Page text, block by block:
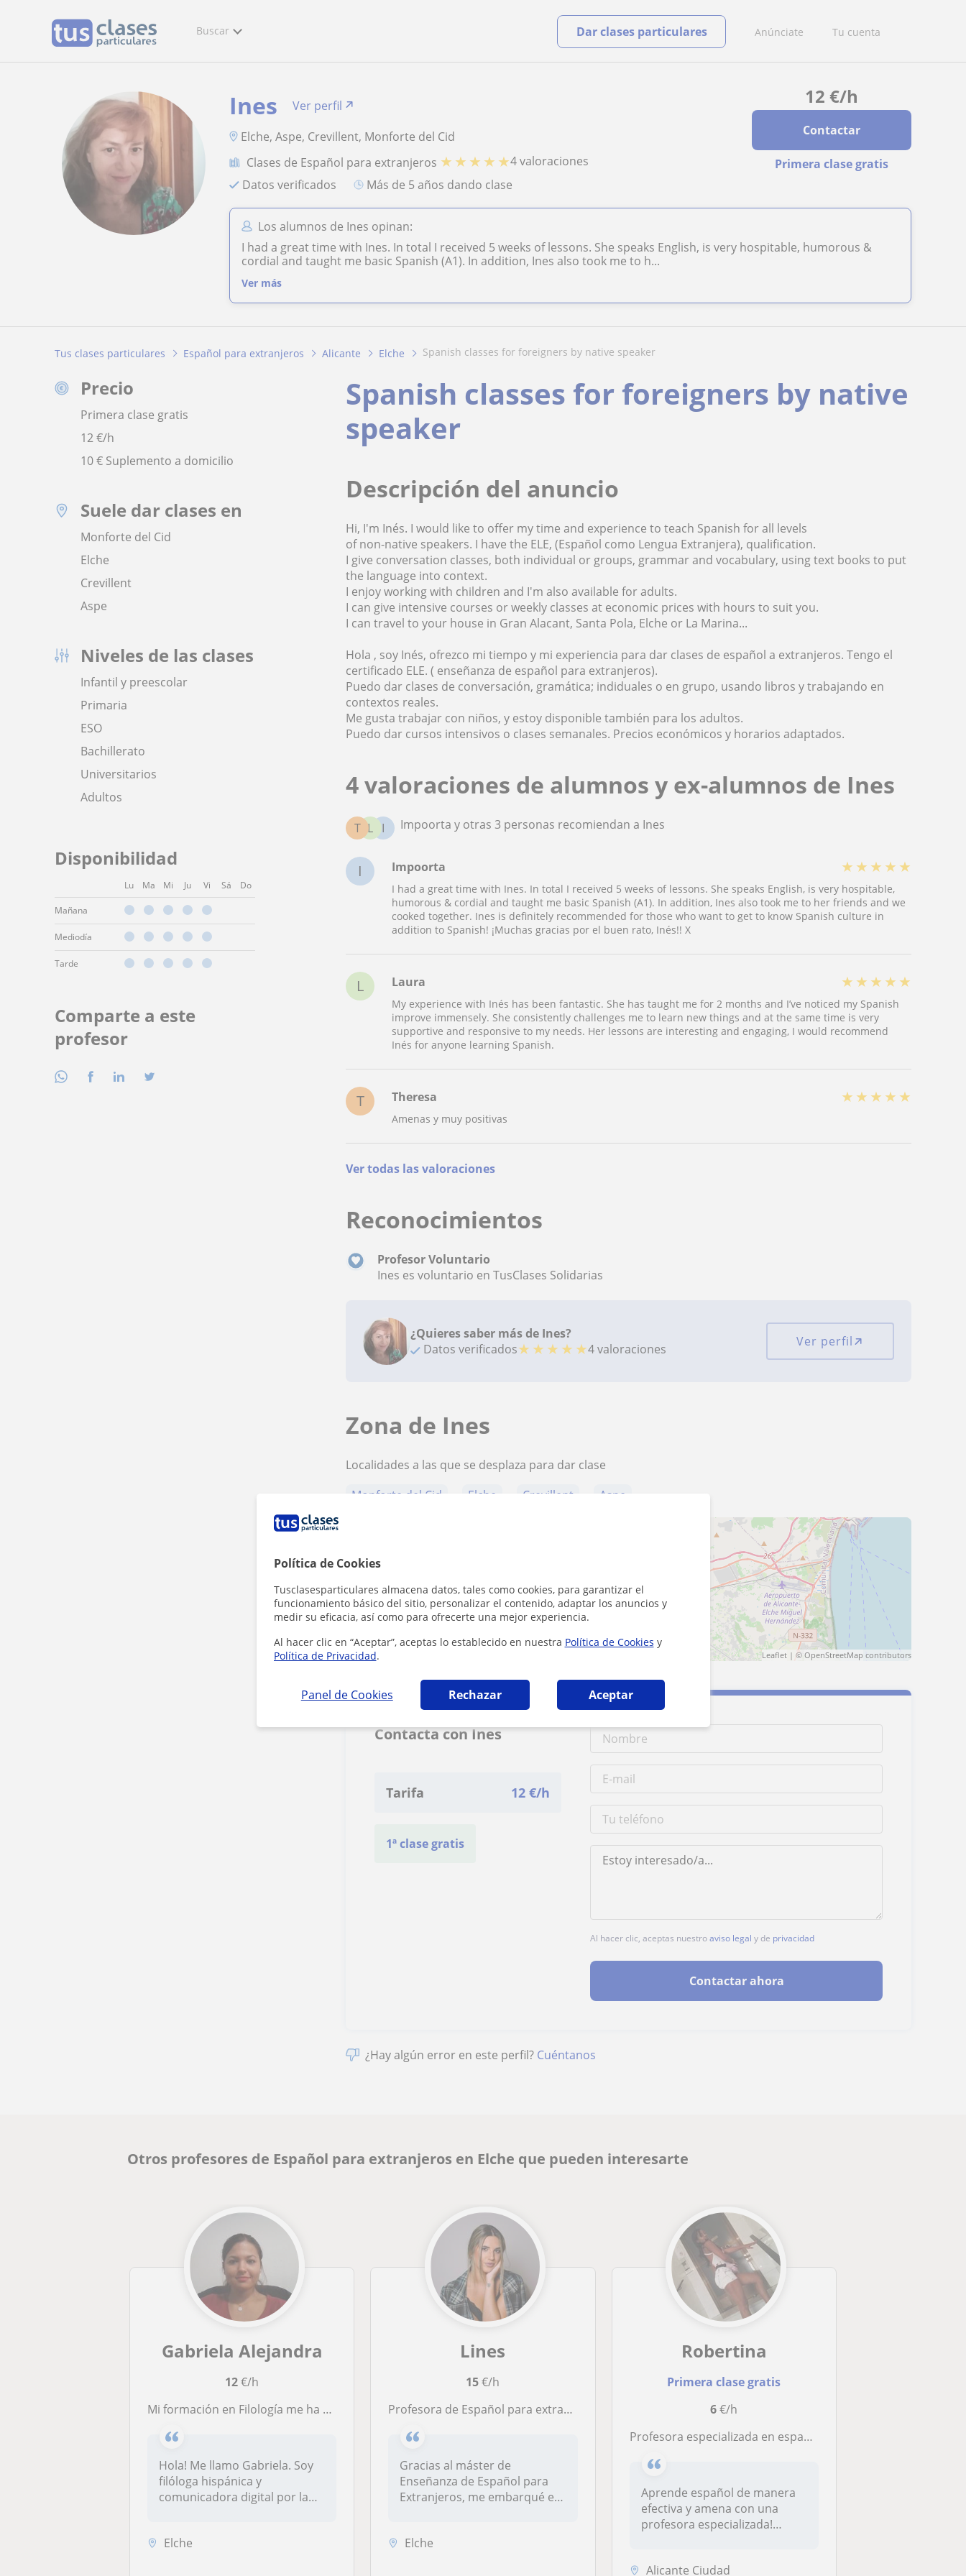
Política de Cookies
Tusclasesparticulares almacena datos, tales como cookies, para garantizar el
funcionamiento básico del sitio, personalizar el contenido, adaptar los anuncios y
medir su eficacia, así como para ofrecerte una mejor experiencia.
Al hacer clic en “Aceptar”, aceptas lo establecido en nuestra Política de Cookies y
Política de Privacidad.
Panel de Cookies Rechazar Aceptar
Buscar Anúnciate Tu cuenta
Dar clases particulares
12 €/h
Contactar
Primera clase gratis
Ines
Ver perfil
Elche, Aspe, Crevillent, Monforte del Cid
Clases de Español para extranjeros ★ ★ ★ ★ ★4 valoraciones
Datos verificados
más de 5 años dando clase
Los alumnos de Ines opinan:
I had a great time with Ines. In total I received 5 weeks of lessons. She speaks English, is very hospitable, humorous &
cordial and taught me basic Spanish (A1). In addition, Ines also took me to h...
Ver más
Tus clases particulares Español para extranjeros Alicante Elche spanish classes for foreigners by native speaker
Precio
Primera clase gratis
12€/h
10 € Suplemento a domicilio
Suele dar clases en
Monforte del Cid
Elche
Crevillent
Aspe
Niveles de las clases
Infantil y preescolar
Primaria
ESO
Bachillerato
Universitarios
Adultos
Disponibilidad
Lu Ma Mi Ju Vi Sá Do
Mañana
Mediodía
Tarde
Comparte a este
profesor
Spanish classes for foreigners by native
speaker
Descripción del anuncio
Hi, I'm Inés. I would like to offer my time and experience to teach Spanish for all levels
of non-native speakers. I have the ELE, (Español como Lengua Extranjera), qualification.
I give conversation classes, both individual or groups, grammar and vocabulary, using text books to put
the language into context.
I enjoy working with children and I'm also available for adults.
I can give intensive courses or weekly classes at economic prices with hours to suit you.
I can travel to your house in Gran Alacant, Santa Pola, Elche or La Marina...
Hola , soy Inés, ofrezco mi tiempo y mi experiencia para dar clases de español a extranjeros. Tengo el
certificado ELE. ( enseñanza de español para extranjeros).
Puedo dar clases de conversación, gramática; indiduales o en grupo, usando libros y trabajando en
contextos reales.
Me gusta trabajar con niños, y estoy disponible también para los adultos.
Puedo dar cursos intensivos o clases semanales. Precios económicos y horarios adaptados.
4 valoraciones de alumnos y ex-alumnos de Ines
I
L
T Impoorta y otras 3 personas recomiendan a Ines
I Impoorta ★ ★ ★ ★ ★
I had a great time with Ines. In total I received 5 weeks of lessons. She speaks English, is very hospitable,
humorous & cordial and taught me basic Spanish (A1). In addition, Ines also took me to her friends and we
cooked together. Ines is definitely recommended for those who want to get to know Spanish culture in
addition to Spanish! ¡Muchas gracias por el buen rato, Inés!! X
L Laura ★ ★ ★ ★ ★
My experience with Inés has been fantastic. She has taught me for 2 months and I’ve noticed my Spanish
improve immensely. She consistently challenges me to learn new things and at the same time is very
supportive and responsive to my needs. Her lessons are interesting and engaging, I would recommend
Inés for anyone learning Spanish.
T Theresa ★ ★ ★ ★ ★
Amenas y muy positivas
Ver todas las valoraciones
Reconocimientos
Profesor Voluntario
Ines es voluntario en TusClases Solidarias
¿Quieres saber más de Ines?
Datos verificados★ ★ ★ ★ ★4 valoraciones Ver perfil
Zona de Ines
Localidades a las que se desplaza para dar clase
Monforte del Cid
Elche Crevillent Aspe
5 km
3 mi
Leaflet| © OpenStreetMap contributors
Contacta con Ines
Tarifa 12 €/h
1ª clase gratis
Al hacer clic, aceptas nuestroaviso legal y de privacidad
Contactar ahora
¿Hay algún error en este perfil? Cuéntanos
Otros profesores de Español para extranjeros en Elche que pueden interesarte
Gabriela Alejandra
12€/h
Mi formación en Filología me ha permitido impartir clases de español en escuelas de idiomas y certificación de exámenes oficiales.
Hola! Me llamo Gabriela. Soy
filóloga hispánica y
comunicadora digital por la
Elche
Lines
15€/h
Profesora de Español para extranjeros, para todas las edades y niveles.
Gracias al máster de
Enseñanza de Español para
Extranjeros, me embarqué en
Elche
Robertina
Primera clase gratis
6€/h
Profesora especializada en español para adultos o niños
Aprende español de manera
efectiva y amena con una
profesora especializada!
Alicante Ciudad